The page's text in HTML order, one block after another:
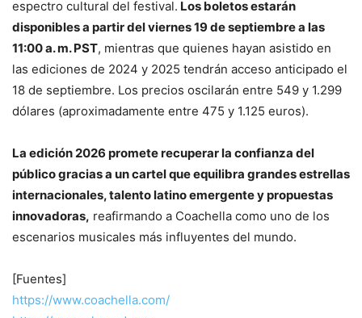
espectro cultural del festival. Los boletos estarán
disponibles a partir del viernes 19 de septiembre a las
11:00 a. m. PST, mientras que quienes hayan asistido en
las ediciones de 2024 y 2025 tendrán acceso anticipado el
18 de septiembre. Los precios oscilarán entre 549 y 1.299
dólares (aproximadamente entre 475 y 1.125 euros).
La edición 2026 promete recuperar la confianza del
público gracias a un cartel que equilibra grandes estrellas
internacionales, talento latino emergente y propuestas
innovadoras, reafirmando a Coachella como uno de los
escenarios musicales más influyentes del mundo.
[Fuentes]
https://www.coachella.com/